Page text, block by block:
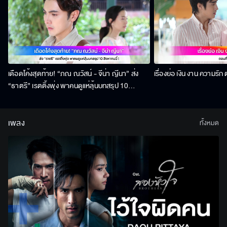
เดือดโค้งสุดท้าย! “ภณ ณวัสน์ - จีน่า ญีนา” ส่ง
“ธาตรี” เรตติ้งพุ่ง พาคนดูแห่ลุ้นบทสรุป 10
เรื่องย่อ เงิน งาน ความรั
เพลง ทั้งหมด